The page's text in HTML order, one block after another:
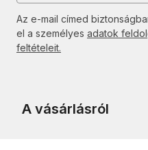
Az e-mail címed
el a személyes adatok
feltételeit.
A vásárlásról